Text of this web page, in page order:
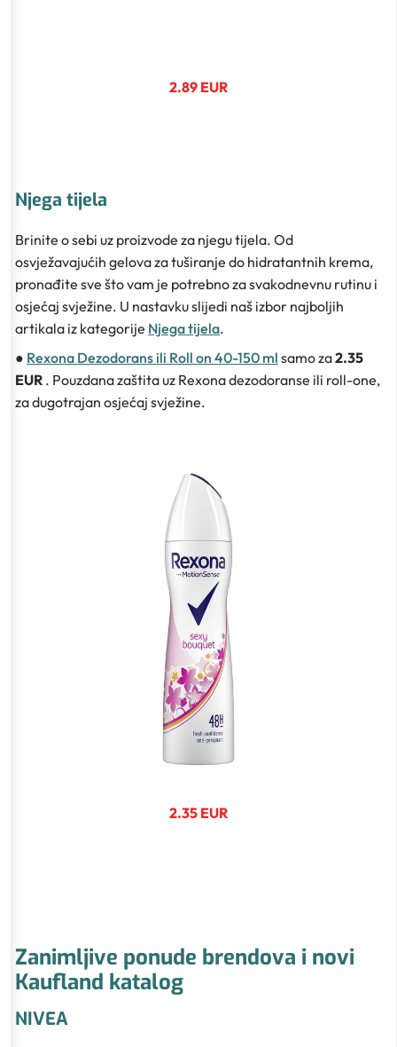
2.89 EUR
Njega tijela
Brinite o sebi uz proizvode za njegu tijela. Od
osvježavajućih gelova za tuširanje do hidratantnih krema,
pronađite sve što vam je potrebno za svakodnevnu rutinu i
osjećaj svježine. U nastavku slijedi naš izbor najboljih
artikala iz kategorije Njega tijela.
● Rexona Dezodorans ili Roll on 40-150 ml samo za2.35
EUR . Pouzdana zaštita uz Rexona dezodoranse ili roll-one,
za dugotrajan osjećaj svježine.
2.35 EUR
Zanimljive ponude brendova i novi
Kaufland katalog
NIVEA